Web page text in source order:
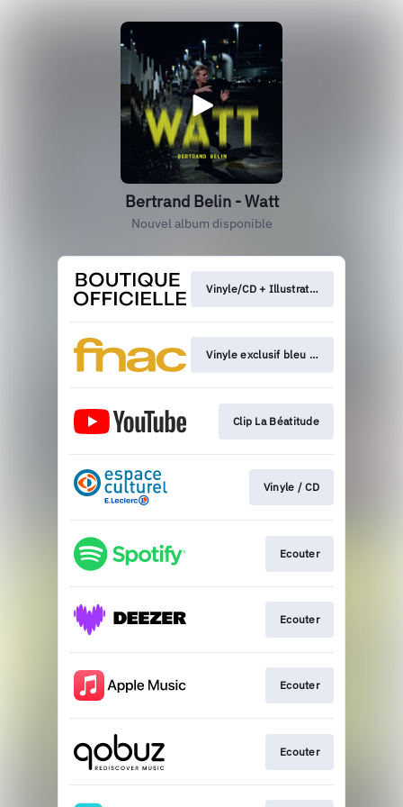
Bertrand Belin - Watt
Nouvel album disponible
Vinyle/CD + Illustration
Vinyle exclusif bleu / CD
Clip La Béatitude
Vinyle / CD
Ecouter
Ecouter
Ecouter
Ecouter